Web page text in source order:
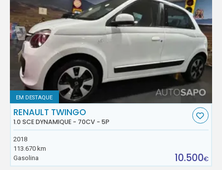
EM DESTAQUE
RENAULT TWINGO
1.0 SCE DYNAMIQUE - 70CV - 5P
2018
113.670 km
Gasolina
10.500€